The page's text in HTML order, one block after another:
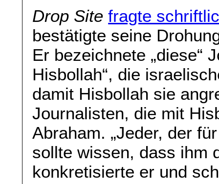
Drop Site fragte
bestätigte seine
Er bezeichnete „diese“
Hisbollah“, die
damit Hisbollah sie
Journalisten, die mit
Abraham. „Jeder, der
sollte wissen, dass ihm
konkretisierte er und